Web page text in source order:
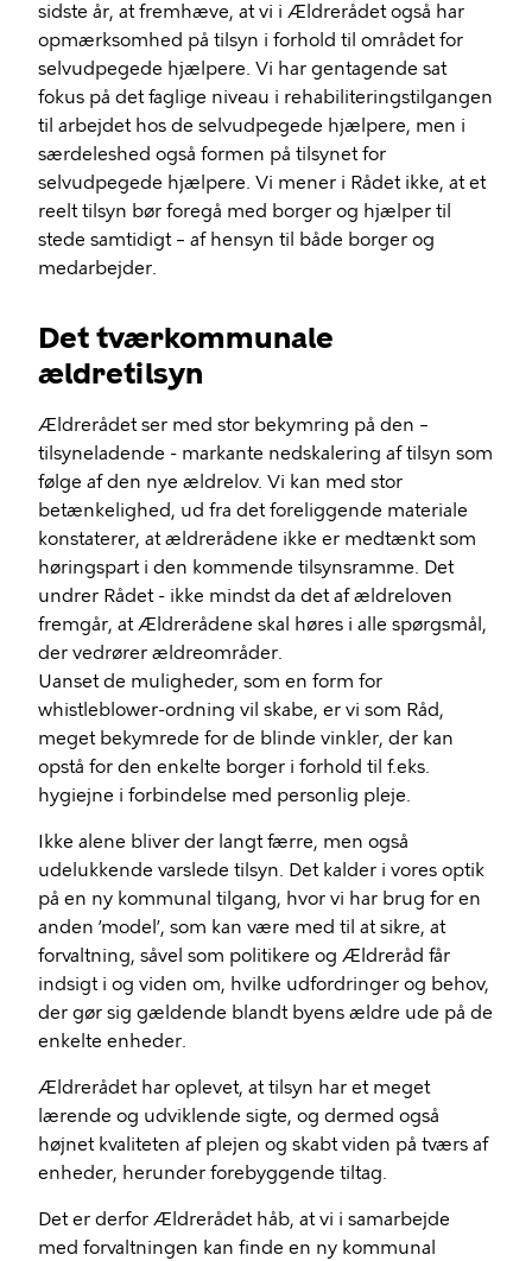
sidste år, at fremhæve, at vi i Ældrerådet også har
opmærksomhed på tilsyn i forhold til området for
selvudpegede hjælpere. Vi har gentagende sat
fokus på det faglige niveau i rehabiliteringstilgangen
til arbejdet hos de selvudpegede hjælpere, men i
særdeleshed også formen på tilsynet for
selvudpegede hjælpere. Vi mener i Rådet ikke, at et
reelt tilsyn bør foregå med borger og hjælper til
stede samtidigt – af hensyn til både borger og
medarbejder.
Det tværkommunale
ældretilsyn
Ældrerådet ser med stor bekymring på den –
tilsyneladende - markante nedskalering af tilsyn som
følge af den nye ældrelov. Vi kan med stor
betænkelighed, ud fra det foreliggende materiale
konstaterer, at ældrerådene ikke er medtænkt som
høringspart i den kommende tilsynsramme. Det
undrer Rådet - ikke mindst da det af ældreloven
fremgår, at Ældrerådene skal høres i alle spørgsmål,
der vedrører ældreområder.
Uanset de muligheder, som en form for
whistleblower-ordning vil skabe, er vi som Råd,
meget bekymrede for de blinde vinkler, der kan
opstå for den enkelte borger i forhold til f.eks.
hygiejne i forbindelse med personlig pleje.
Ikke alene bliver der langt færre, men også
udelukkende varslede tilsyn. Det kalder i vores optik
på en ny kommunal tilgang, hvor vi har brug for en
anden ’model’, som kan være med til at sikre, at
forvaltning, såvel som politikere og Ældreråd får
indsigt i og viden om, hvilke udfordringer og behov,
der gør sig gældende blandt byens ældre ude på de
enkelte enheder.
Ældrerådet har oplevet, at tilsyn har et meget
lærende og udviklende sigte, og dermed også
højnet kvaliteten af plejen og skabt viden på tværs af
enheder, herunder forebyggende tiltag.
Det er derfor Ældrerådet håb, at vi i samarbejde
med forvaltningen kan finde en ny kommunal